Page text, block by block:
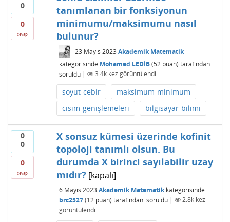
0
0
cevap
tanımlanan bir fonksiyonun
minimumu/maksimumu nasıl
bulunur?
23 Mayıs 2023 Akademik Matematik
kategorisinde Mohamed LEDİB (52 puan) tarafından
soruldu | 3.4kkez görüntülendi
soyut-cebir
maksimum-minimum
cisim-genişlemeleri
bilgisayar-bilimi
0
0
0
cevap
X sonsuz kümesi üzerinde kofinit
topoloji tanımlı olsun. Bu
durumda X birinci sayılabilir uzay
mıdır?[kapalı]
6 Mayıs 2023 Akademik Matematikkategorisinde
brc2527 (12 puan) tarafından soruldu | 2.8kkez
görüntülendi